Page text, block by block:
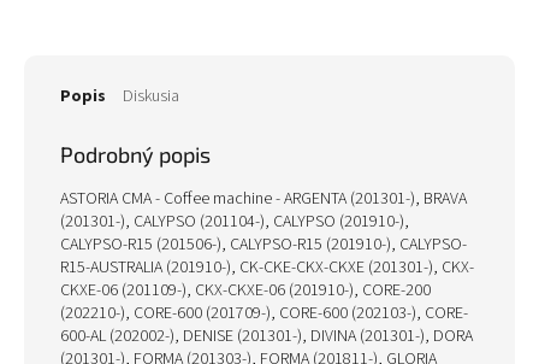
Popis Diskusia
Podrobný popis
ASTORIA CMA - Coffee machine - ARGENTA (201301-), BRAVA
(201301-), CALYPSO (201104-), CALYPSO (201910-),
CALYPSO-R15 (201506-), CALYPSO-R15 (201910-), CALYPSO-
R15-AUSTRALIA (201910-), CK-CKE-CKX-CKXE (201301-), CKX-
CKXE-06 (201109-), CKX-CKXE-06 (201910-), CORE-200
(202210-), CORE-600 (201709-), CORE-600 (202103-), CORE-
600-AL (202002-), DENISE (201301-), DIVINA (201301-), DORA
(201301-), FORMA (201303-), FORMA (201811-), GLORIA